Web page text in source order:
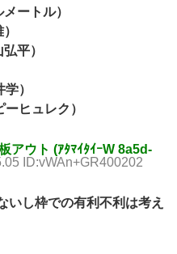
ートル）
平）
）
ヒュレク）
アウト (ｱﾀﾏｲﾀｲｰW 8a5d-
ID:vWAn+GR400202
いし枠での有利不利は考え